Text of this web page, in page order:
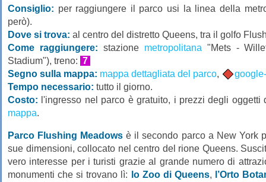
Consiglio: per raggiungere il parco usi la linea della
però).
Dove si trova: al centro del distretto Queens, tra il golfo
Come raggiungere: stazione metropolitana "Mets -
Stadium"), treno: 7
Segno sulla mappa: mappa dettagliata del parco,
Tempo necessario: tutto il giorno.
Costo: l'ingresso nel parco è gratuito, i prezzi degli
mappa.
Parco Flushing Meadows è il secondo parco a New York
sue dimensioni, collocato nel centro del rione Queens.
vero interesse per i turisti grazie al grande numero di
monumenti che si trovano lì:
lo Zoo di Queens,
l’Orto